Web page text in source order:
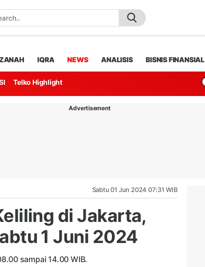
IQRA NEWS ANALISIS BISNIS FINANSIAL
Telko Highlight
Advertisement
Sabtu 01 Jun 2024 07:31 WIB
di Jakarta,
1 Juni 2024
sampai 14.00 WIB.